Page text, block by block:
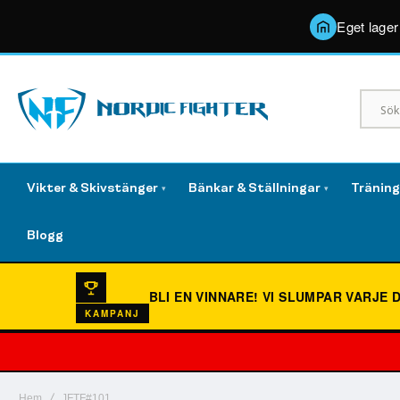
Eget
Vikter & Skivstänger ▾ Bänkar & Ställningar ▾
Blogg
KAMPANJ
BLI EN VINNARE!VI SLUMPAR VARJE